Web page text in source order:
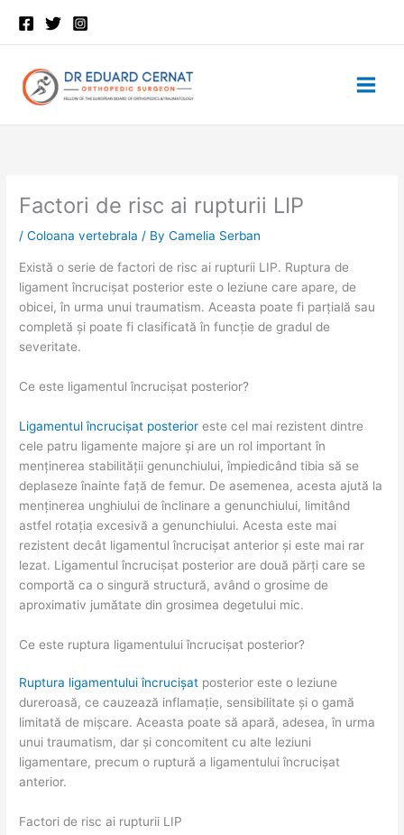
content
Factori de risc ai rupturii LIP
/Coloana vertebrala / ByCamelia Serban
Există o serie de factori de risc ai rupturii LIP. Ruptura de
ligament încrucișat posterior este o leziune care apare, de
obicei, în urma unui traumatism. Aceasta poate fi parțială sau
completă și poate fi clasificată în funcție de gradul de
severitate.
Ce este ligamentul încrucișat posterior?
Ligamentul încrucișat posterior este cel mai rezistent dintre
cele patru ligamente majore și are un rol important în
menținerea stabilității genunchiului, împiedicând tibia să se
deplaseze înainte față de femur. De asemenea, acesta ajută la
menținerea unghiului de înclinare a genunchiului, limitând
astfel rotația excesivă a genunchiului. Acesta este mai
rezistent decât ligamentul încrucișat anterior și este mai rar
lezat. Ligamentul încrucișat posterior are două părți care se
comportă ca o singură structură, având o grosime de
aproximativ jumătate din grosimea degetului mic.
Ce este ruptura ligamentului încrucișat posterior?
Ruptura ligamentului încrucișat posterior este o leziune
dureroasă, ce cauzează inflamație, sensibilitate și o gamă
limitată de mișcare. Aceasta poate să apară, adesea, în urma
unui traumatism, dar și concomitent cu alte leziuni
ligamentare, precum o ruptură a ligamentului încrucișat
anterior.
Factori de risc ai rupturii LIP